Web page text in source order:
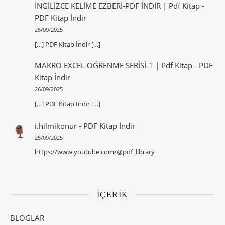
İNGİLİZCE KELİME EZBERİ-PDF İNDİR | Pdf Kitap-
PDF Kitap İndir
26/09/2025
[…] PDF Kitap İndir […]
MAKRO EXCEL ÖĞRENME SERİSİ-1 | Pdf Kitap- PDF
Kitap İndir
26/09/2025
[…] PDF Kitap İndir […]
i.hilmikonur- PDF Kitap İndir
25/09/2025
https://www.youtube.com/@pdf_library
İÇERİK
BLOGLAR